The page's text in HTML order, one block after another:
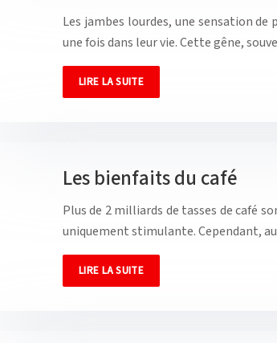
Les jambes lourdes, une sensation
une fois dans leur vie. Cette gêne,
LIRE LA SUITE
Les bienfaits du café
Plus de 2 milliards de tasses de café
uniquement stimulante. Cependant,
LIRE LA SUITE